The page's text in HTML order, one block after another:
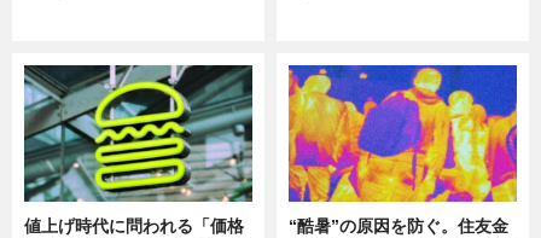
値上げ時代に問われる「価格
“酷暑”の原因を防ぐ。住友金